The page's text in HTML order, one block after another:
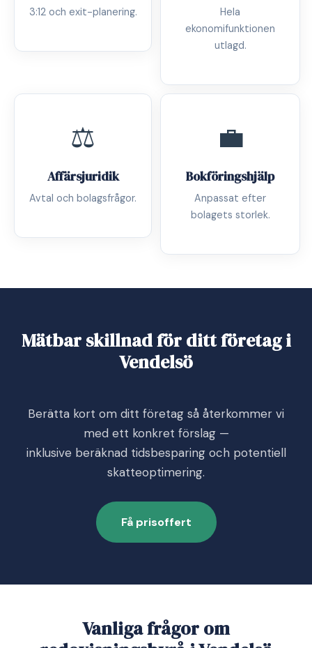
3:12 och exit-planering.
Hela
ekonomifunktionen
utlagd.
⚖️
Affärsjuridik
Avtal och bolagsfrågor.
💼
Bokföringshjälp
Anpassat efter
bolagets storlek.
Mätbar skillnad för ditt företag i
Vendelsö
Berätta kort om ditt företag så återkommer vi
med ett konkret förslag —
inklusive beräknad tidsbesparing och potentiell
skatteoptimering.
Få prisoffert
Vanliga frågor om